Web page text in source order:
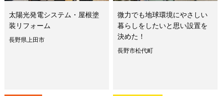
太陽光発電システム・屋根塗
装リフォーム
長野県上田市
微力でも地球環境にやさしい
暮らしをしたいと思い設置を
決めた！
長野市松代町